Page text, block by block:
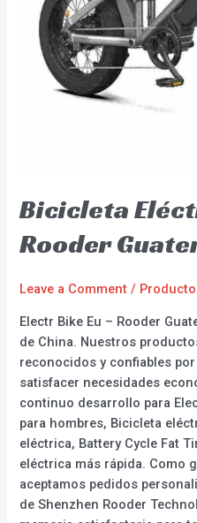
Bicicleta
Rooder
Leave a Comment /
Electr Bike Eu – Rooder
de China. Nuestros
reconocidos y confiables
satisfacer necesidades
continuo desarrollo para
para hombres, Bicicleta
eléctrica, Battery Cycle Fat
eléctrica más rápida. Como
aceptamos pedidos
de Shenzhen Rooder